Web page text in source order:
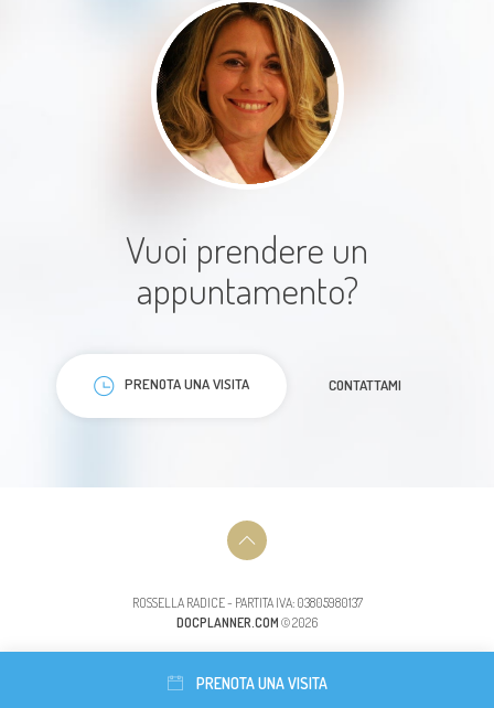
estremamente precisa e
professionale,sia nel mettere il
paziente a proprio agio,che nelle
spiegazioni date durate il colloquio
precedente la visita ( molto
importante secondo me),sua
Paziente
con la dottoressa Radice e mi sono
trovato benissimo grazie mille
Vuoi prendere un
appuntamento?
PRENOTA UNA VISITA CONTATTAMI
ROSSELLA RADICE - PARTITA IVA: 03805980137
DOCPLANNER.COM © 2026
PRENOTA UNA VISITA